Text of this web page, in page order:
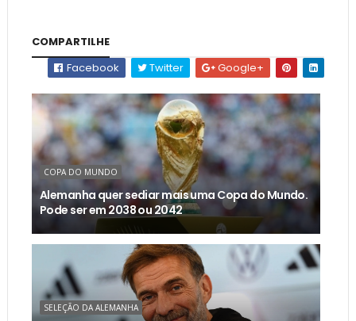
COMPARTILHE
Facebook
Twitter Google+
COPA DO MUNDO
Alemanha quer sediar mais uma Copa do Mundo.
Pode ser em 2038 ou 2042
SELEÇÃO DA ALEMANHA